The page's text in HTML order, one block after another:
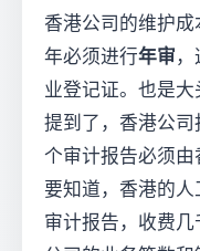
香港公司的维护
年必须进行年审
业登记证。也是
提到了，香港公
个审计报告必须
要知道，香港的
审计报告，收费